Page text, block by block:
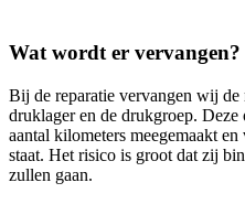
Wat wordt er vervangen?
Bij de reparatie vervangen wij de
druklager en de drukgroep. Deze
aantal kilometers meegemaakt
staat. Het risico is groot dat zij
zullen gaan.